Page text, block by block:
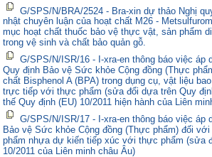
G/SPS/N/BRA/2524 - Bra-xin dự thảo Nghị
nhật chuyên luận của hoạt chất M26 -
mục hoạt chất thuốc bảo vệ thực vật, sản phẩm
trong vệ sinh và chất bảo quản gỗ.
G/SPS/N/ISR/16 - I-xra-en thông báo việc áp
Quy định Bảo vệ Sức khỏe Cộng đồng (Thực
chất Bisphenol A (BPA) trong dụng cụ, vật liệu
trực tiếp với thực phẩm (sửa đổi dựa trên Quy
thế Quy định (EU) 10/2011 hiện hành của Liên
G/SPS/N/ISR/17 - I-xra-en thông báo việc áp
Bảo vệ Sức khỏe Cộng đồng (Thực phẩm) đối
phẩm nhựa dự kiến tiếp xúc với thực phẩm (sửa
10/2011 của Liên minh châu Âu)